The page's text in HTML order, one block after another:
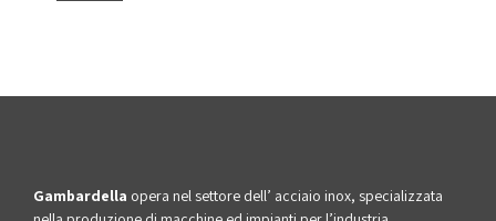
Gambardella opera nel settore dell’ acciaio inox, specializzata